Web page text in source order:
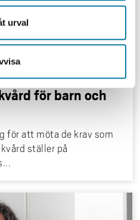
urval
med inriktning
för barn och
för att möta de krav som
ställer på